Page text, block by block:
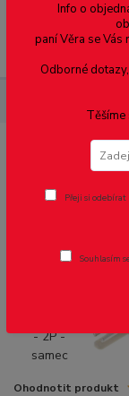
Konektor
Novinka Akce
Ohodnotit produkt
Info o
paní Věra se Vás
Odborné
Těšíme
Přeji si
Souhlasím